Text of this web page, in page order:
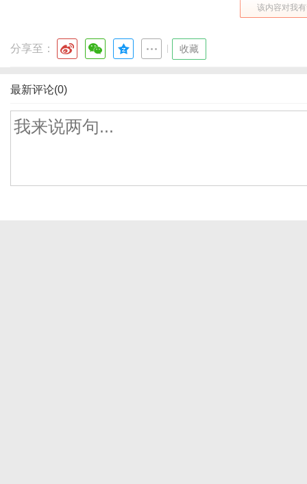
该内容对我
分享至： 收藏
最新评论(0)